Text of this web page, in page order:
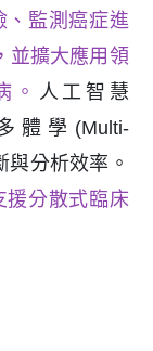
、監測癌症進
並擴大應用領
。 人工智慧
體學(Multi-
分析效率。
援分散式臨床